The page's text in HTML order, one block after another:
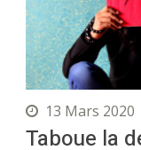
13 Mars 2020
Taboue la